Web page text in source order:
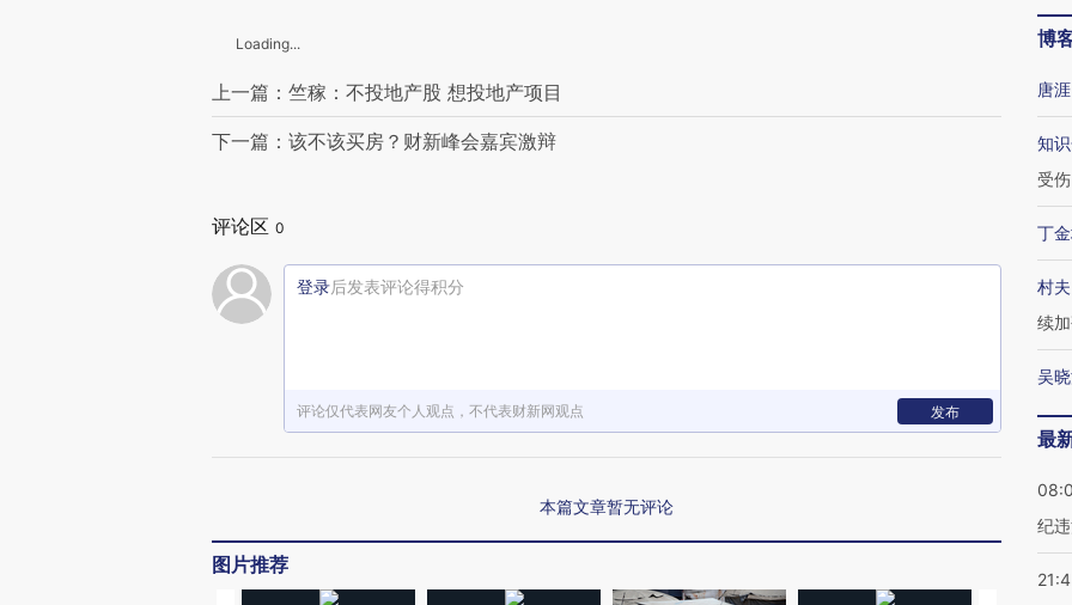
Loading...
上一篇：竺稼：不投地产股 想投地产项目
下一篇：该不该买房？财新峰会嘉宾激辩
评论区 0
登录后发表评论得积分
评论仅代表网友个人观点，不代表财新网观点 发布
本篇文章暂无评论
图片推荐
博
唐涯
知
受伤
丁
村
续
吴
最
纪